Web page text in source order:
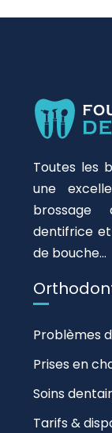
Toutes les
une
brossage
dentifrice
de bouche…
Problèmes
Prises en
Soins
Tarifs &